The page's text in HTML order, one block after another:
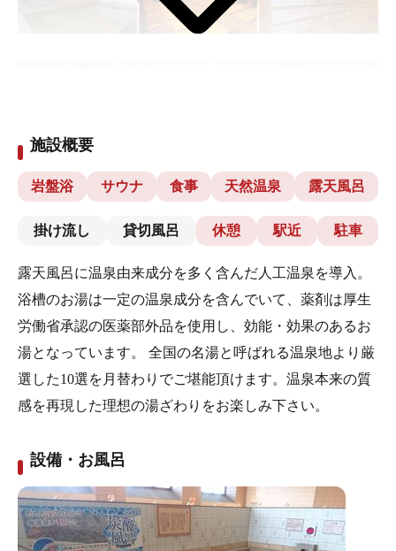
施設概要
岩盤浴 サウナ 食事 天然温泉 露天風呂
掛け流し 貸切風呂 休憩 駅近 駐車
露天風呂に温泉由来成分を多く含んだ人工温泉を導入。
浴槽のお湯は一定の温泉成分を含んでいて、薬剤は厚生
労働省承認の医薬部外品を使用し、効能・効果のあるお
湯となっています。 全国の名湯と呼ばれる温泉地より厳
選した10選を月替わりでご堪能頂けます。温泉本来の質
感を再現した理想の湯ざわりをお楽しみ下さい。
設備・お風呂